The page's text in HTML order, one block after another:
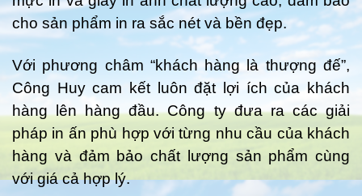
cho sản phẩm in ra sắc nét và bền đẹp.
Với phương châm “khách hàng là thượng đế”,
Công Huy cam kết luôn đặt lợi ích của khách
hàng lên hàng đầu. Công ty đưa ra các giải
pháp in ấn phù hợp với từng nhu cầu của khách
hàng và đảm bảo chất lượng sản phẩm cùng
với giá cả hợp lý.